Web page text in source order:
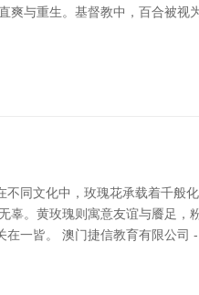
爽与重生。基督教中，百合被视
同文化中，玫瑰花承载着千般
辜。黄玫瑰则寓意友谊与餍足，
一皆。 澳门捷信教育有限公司